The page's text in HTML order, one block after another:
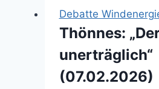
Windkraft
Debatte
Thönnes:
unerträglich“
(07.02.2026)